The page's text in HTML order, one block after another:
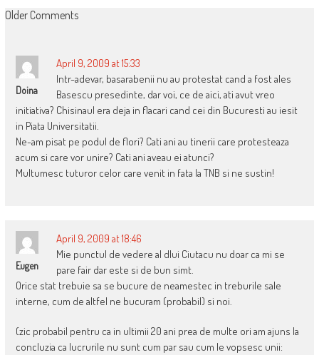
COMMENT
Older Comments
Doina
April 9, 2009 at 15:33
Intr-adevar, basarabenii nu au protestat cand a fost ales
Basescu presedinte, dar voi, ce de aici, ati avut vreo
initiativa? Chisinaul era deja in flacari cand cei din Bucuresti au iesit
in Piata Universitatii.
Ne-am pisat pe podul de flori? Cati ani au tinerii care protesteaza
acum si care vor unire? Cati ani aveau ei atunci?
Multumesc tuturor celor care venit in fata la TNB si ne sustin!
Eugen
April 9, 2009 at 18:46
Mie punctul de vedere al dlui Ciutacu nu doar ca mi se
pare fair dar este si de bun simt.
Orice stat trebuie sa se bucure de neamestec in treburile sale
interne, cum de altfel ne bucuram (probabil) si noi.
(zic probabil pentru ca in ultimii 20 ani prea de multe ori am ajuns la
concluzia ca lucrurile nu sunt cum par sau cum le vopsesc unii: